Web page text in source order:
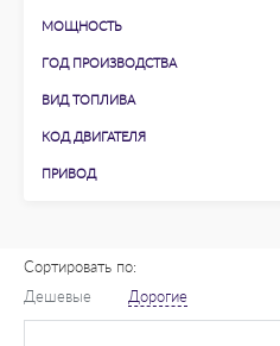
МОЩНОСТЬ
ГОД ПРОИЗВОДСТВА
ВИД ТОПЛИВА
КОД ДВИГАТЕЛЯ
ПРИВОД
Сортировать по:
Дешевые
Дорогие